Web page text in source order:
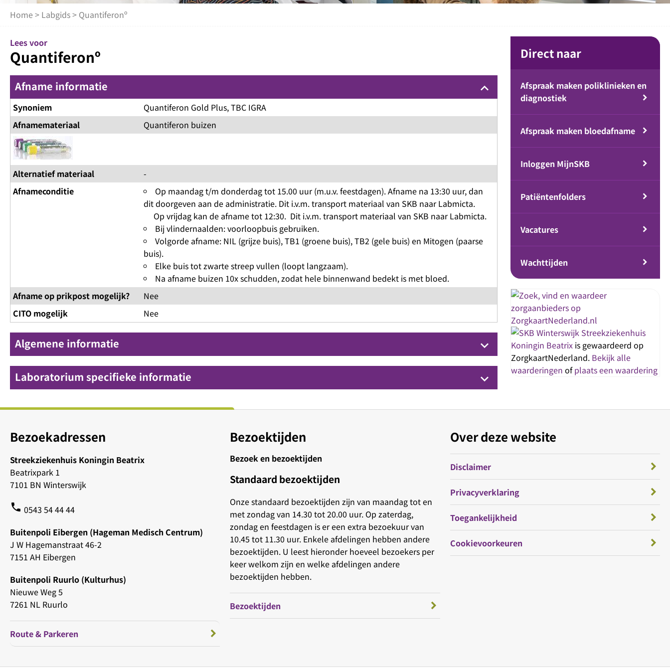
Home > Labgids> Quantiferonº
Lees voor
Quantiferonº
Afname informatie keyboard_arrow_up
Synoniem
Quantiferon Gold Plus, TBC IGRA
Afnamemateriaal
Quantiferon buizen
Alternatief materiaal
-
Afnameconditie
Op maandag t/m donderdag tot 15.00 uur (m.u.v. feestdagen). Afname na 13:30 uur, dan
dit doorgeven aan de administratie. Dit i.v.m. transport materiaal van SKB naar Labmicta.
Op vrijdag kan de afname tot 12:30. Dit i.v.m. transport materiaal van SKB naar Labmicta.
Bij vlindernaalden: voorloopbuis gebruiken.
Volgorde afname: NIL (grijze buis), TB1 (groene buis), TB2 (gele buis) en Mitogen (paarse
buis).
Elke buis tot zwarte streep vullen (loopt langzaam).
Na afname buizen 10x schudden, zodat hele binnenwand bedekt is met bloed.
Afname op prikpost mogelijk?
Nee
CITO mogelijk
Nee
Algemene informatie keyboard_arrow_down
Laboratorium specifieke informatie keyboard_arrow_down
Direct naar
Afspraak maken poliklinieken en
diagnostiek
Afspraak maken bloedafname
Inloggen MijnSKB
Patiëntenfolders
Vacatures
Wachttijden
Streekziekenhuis
Koningin Beatrix is gewaardeerd op
ZorgkaartNederland. Bekijk alle
waarderingen ofplaats een waardering
Bezoekadressen
Streekziekenhuis Koningin Beatrix
Beatrixpark 1
7101 BN Winterswijk
phone 0543 54 44 44
Buitenpoli Eibergen (Hageman Medisch Centrum)
J W Hagemanstraat 46-2
7151 AH Eibergen
Buitenpoli Ruurlo (Kulturhus)
Nieuwe Weg 5
7261 NL Ruurlo
Route & Parkeren
Bezoektijden
Bezoek en bezoektijden
Standaard bezoektijden
Onze standaard bezoektijden zijn van maandag tot en
met zondag van 14.30 tot 20.00 uur. Op zaterdag,
zondag en feestdagen is er een extra bezoekuur van
10.45 tot 11.30 uur. Enkele afdelingen hebben andere
bezoektijden. U leest hieronder hoeveel bezoekers per
keer welkom zijn en welke afdelingen andere
bezoektijden hebben.
Bezoektijden
Over deze website
Disclaimer
Privacyverklaring
Toegankelijkheid
Cookievoorkeuren